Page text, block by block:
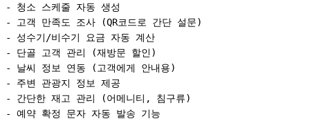
- 청소 스케줄 자동 생성
- 고객 만족도 조사 (QR코드로 간단 설문)
- 성수기/비수기 요금 자동 계산
- 단골 고객 관리 (재방문 할인)
- 날씨 정보 연동 (고객에게 안내용)
- 주변 관광지 정보 제공
- 간단한 재고 관리 (어메니티, 침구류)